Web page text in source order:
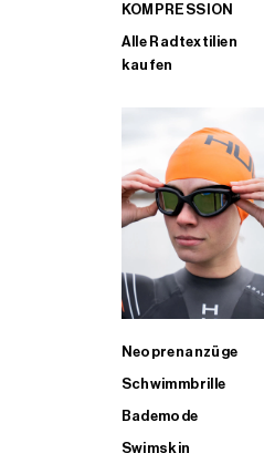
KOMPRESSION
Alle Radtextilien
kaufen
Neoprenanzüge
Schwimmbrille
Bademode
Swimskin